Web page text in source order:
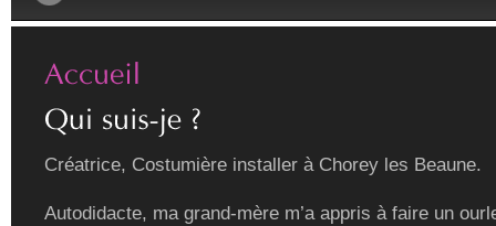
Créatrice, Costumière installer à Chorey les Beaune.
Autodidacte, ma grand-mère m’a appris à faire un